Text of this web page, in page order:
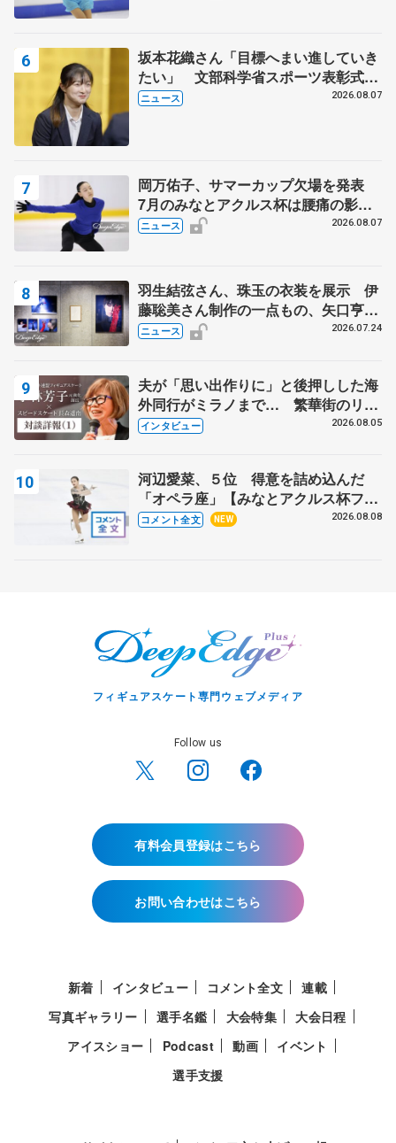
坂本花織さん「目標へまい進していき
たい」 文部科学省スポーツ表彰式で
代表謝辞
ニュース 2026.08.07
岡万佑子、サマーカップ欠場を発表
7月のみなとアクルス杯は腰痛の影響
で
ニュース 2026.08.07
羽生結弦さん、珠玉の衣装を展示 伊
藤聡美さん制作の一点もの、矢口亨さ
んが撮影
ニュース 2026.07.24
夫が「思い出作りに」と後押しした海
外同行がミラノまで… 繁華街のリン
クでは不良のお兄さんも味方に 小林
インタビュー 2026.08.05
河辺愛菜、５位 得意を詰め込んだ
「オペラ座」【みなとアクルス杯フリ
ー】
コメント全文 NEW 2026.08.08
フィギュアスケート専門ウェブメディア
Follow us
有料会員登録はこちら
お問い合わせはこちら
新着 インタビュー コメント全文
連載
写真ギャラリー
選手名鑑 大会特集
大会日程
アイスショー
Podcast 動画
イベント
選手支援